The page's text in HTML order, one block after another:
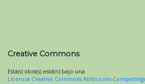
Creative Commons
Esta(s) obra(s) está(n) bajo una
Licencia Creative Commons Atribución-